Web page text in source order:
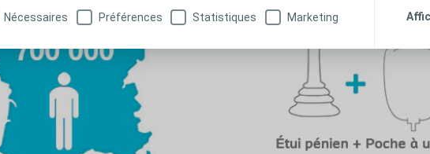
Nécessaires Préférences Statistiques Marketing